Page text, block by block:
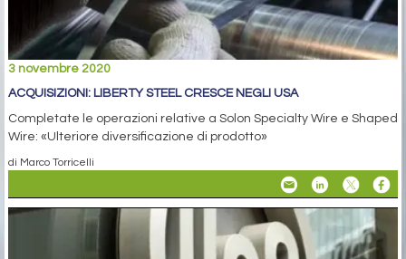
3 novembre 2020
ACQUISIZIONI: LIBERTY STEEL CRESCE NEGLI USA
Completate le operazioni relative a Solon Specialty Wire e Shaped
Wire: «Ulteriore diversificazione di prodotto»
di Marco Torricelli